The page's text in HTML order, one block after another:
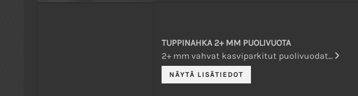
TUPPINAHKA 2+ MM PUOLIVUOTA
2+ mm vahvat kasviparkitut puolivuodat...